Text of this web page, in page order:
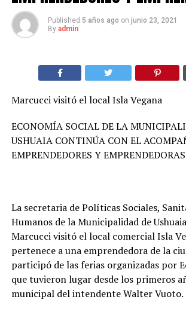
Published 5 años ago on junio 23, 2021
By admin
Marcucci visitó el local Isla Vegana
ECONOMÍA SOCIAL DE LA
USHUAIA CONTINÚA CON EL
EMPRENDEDORES Y EMPRENDEDORAS
La secretaria de Políticas Sociales,
Humanos de la Municipalidad de
Marcucci visitó el local comercial Isla
pertenece a una emprendedora de la
participó de las ferias organizadas por
que tuvieron lugar desde los primeros
municipal del intendente Walter Vuoto.